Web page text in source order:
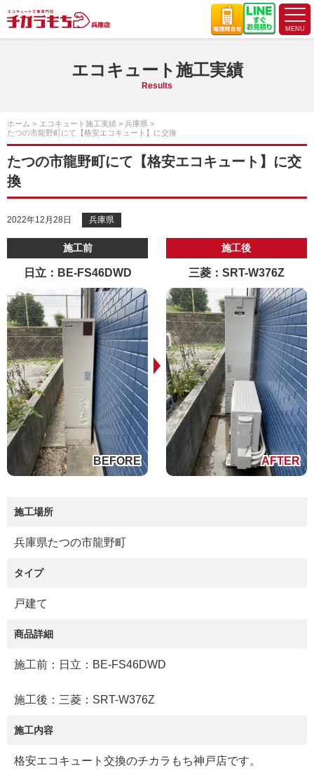
エコキュート施工実績
Results
ホーム エコキュート施工実績
兵庫県
たつの市龍野町にて【格安エコキュート】に交換
たつの市龍野町にて【格安エコキュート】に交
換
2022年12月28日 兵庫県
施工前
日立：BE-FS46DWD
施工後
三菱：SRT-W376Z
施工場所
兵庫県たつの市龍野町
タイプ
戸建て
商品詳細
施工前：日立：BE-FS46DWD
施工後：三菱：SRT-W376Z
施工内容
格安エコキュート交換のチカラもち神戸店です。